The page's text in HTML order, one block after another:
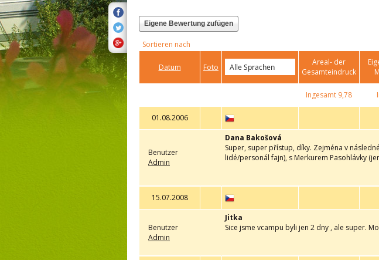
Eigene Bewertung zufügen
Sortieren nach
Datum Foto
Areal- der
Gesamteindruck
Ingesamt 9,78
01.08.2006
Benutzer
Admin
Dana Bakošová
Super, super přístup, díky. Zejména v
lidé/personál fajn), s Merkurem Pasohlávky
15.07.2008
Benutzer
Admin
Jitka
Sice jsme vcampu byli jen 2 dny , ale super.